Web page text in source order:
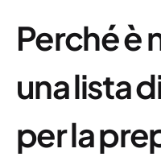
Perché è
una lista
per la